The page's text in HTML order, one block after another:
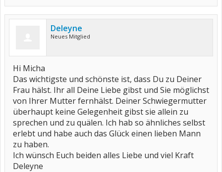
Deleyne
Neues Mitglied
Hi Micha
Das wichtigste und schönste ist, dass Du zu Deiner
Frau hälst. Ihr all Deine Liebe gibst und Sie möglichst
von Ihrer Mutter fernhälst. Deiner Schwiegermutter
überhaupt keine Gelegenheit gibst sie allein zu
sprechen und zu quälen. Ich hab so ähnliches selbst
erlebt und habe auch das Glück einen lieben Mann
zu haben.
Ich wünsch Euch beiden alles Liebe und viel Kraft
Deleyne